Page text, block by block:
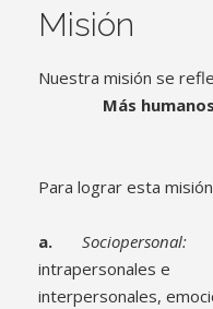
Misión
Nuestra misión se
Más
Para lograr esta
a. Sociopersonal:
intrapersonales e
interpersonales,